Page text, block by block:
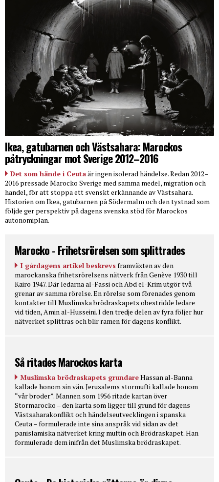
Ikea, gatubarnen och Västsahara: Marockos
påtryckningar mot Sverige 2012–2016
Det som hände i Ceutaär ingen isolerad händelse. Redan 2012–
2016 pressade Marocko Sverige med samma medel, migration och
handel, för att stoppa ett svenskt erkännande av Västsahara.
Historien om Ikea, gatubarnen på Södermalm och den tystnad som
följde ger perspektiv på dagens svenska stöd för Marockos
autonomiplan.
Marocko - Frihetsrörelsen som splittrades
I gårdagens artikel beskrevs framväxten av den
marockanska frihetsrörelsens nätverk från Genève 1930 till
Kairo 1947. Där ledarna al-Fassi och Abd el-Krim utgör två
grenar av samma rörelse. En rörelse som förenades genom
kontakter till Muslimska brödraskapets obestridde ledare
vid tiden, Amin al-Husseini. I den tredje delen av fyra följer hur
nätverket splittras och blir ramen för dagens konflikt.
Så ritades Marockos karta
Muslimska brödraskapets grundareHassan al-Banna
kallade honom sin vän. Jerusalems stormufti kallade honom
“vår broder”. Mannen som 1956 ritade kartan över
Stormarocko – den karta som ligger till grund för dagens
Västsaharakonflikt och händelseutvecklingen i spanska
Ceuta – formulerade inte sina anspråk vid sidan av det
panislamiska nätverket kring muftin och Brödraskapet. Han
formulerade dem inifrån det Muslimska brödraskapet.